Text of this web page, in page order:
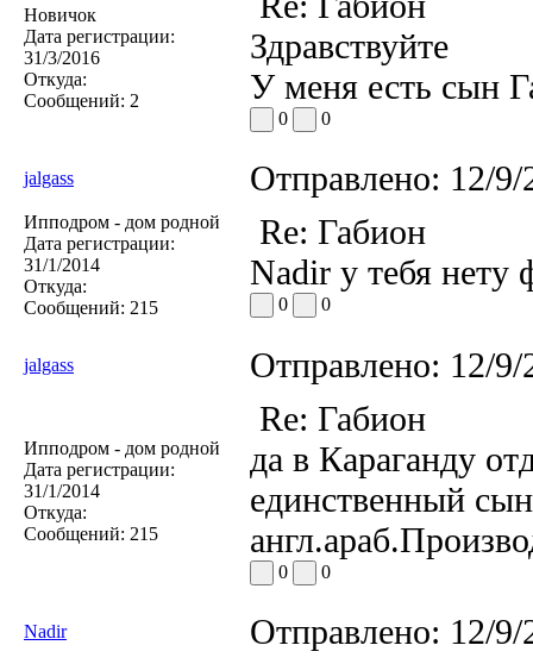
Новичок
Дата регистрации:
31/3/2016
Откуда:
Сообщений: 2
Здравствуйте
У меня есть сын
0 0
jalgass Отправлено: 12/
Ипподром - дом родной
Дата регистрации:
31/1/2014
Откуда:
Сообщений: 215
Re: Габион
Nadir у тебя нету
0 0
jalgass Отправлено: 12/
Ипподром - дом родной
Дата регистрации:
31/1/2014
Откуда:
Сообщений: 215
Re: Габион
да в Караганду
единственный
0 0
Nadir Отправлено: 12/